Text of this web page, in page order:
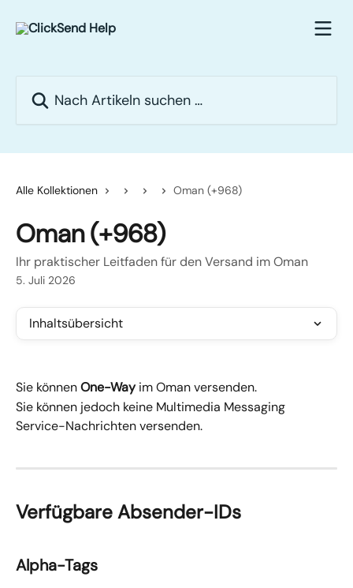
Alle Kollektionen Oman (+968)
Oman (+968)
Ihr praktischer Leitfaden für den Versand im Oman
5. Juli 2026
Inhaltsübersicht
Sie können One-Way im Oman versenden.
Sie können jedoch keine Multimedia Messaging
Service-Nachrichten versenden.
Verfügbare Absender-IDs
Alpha-Tags